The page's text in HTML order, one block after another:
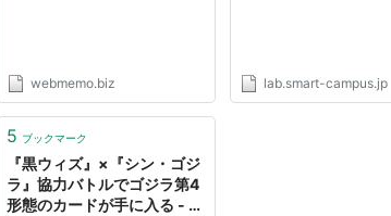
webmemo.biz lab.smart-campus.jp
5 ブックマーク
『黒ウィズ』×『シン・ゴジ
ラ』協力バトルでゴジラ第4
形態のカードが手に入る - 電